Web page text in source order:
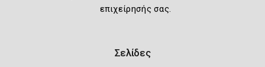
επιχείρησής σας.
Σελίδες